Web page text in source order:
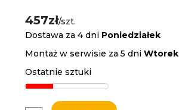
457zł/szt.
Dostawa za 4 dni Poniedziałek
Montaż w serwisie za 5 dniWtorek
Ostatnie sztuki